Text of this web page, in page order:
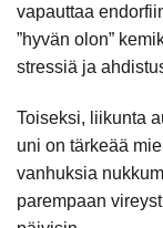
vapauttaa
”hyvän olon”
stressiä ja
Toiseksi, liikunta
uni on tärkeää
vanhuksia
parempaan